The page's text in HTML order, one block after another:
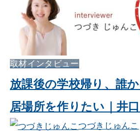
取材インタビュー
放課後の学校帰り、誰
居場所を作りたい｜井
つづきじゅんこ